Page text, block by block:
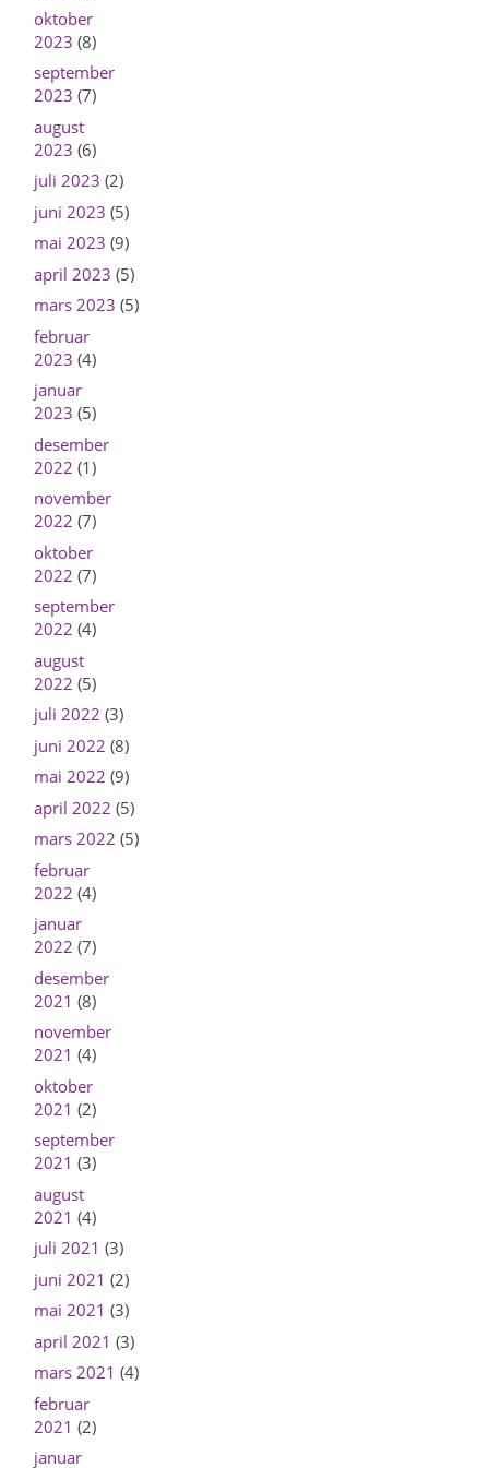
oktober
2023 (8)
september
2023 (7)
august
2023 (6)
juli 2023 (2)
juni 2023 (5)
mai 2023 (9)
april 2023 (5)
mars 2023 (5)
februar
2023 (4)
januar
2023 (5)
desember
2022 (1)
november
2022 (7)
oktober
2022 (7)
september
2022 (4)
august
2022 (5)
juli 2022 (3)
juni 2022 (8)
mai 2022 (9)
april 2022 (5)
mars 2022 (5)
februar
2022 (4)
januar
2022 (7)
desember
2021 (8)
november
2021 (4)
oktober
2021 (2)
september
2021 (3)
august
2021 (4)
juli 2021 (3)
juni 2021 (2)
mai 2021 (3)
april 2021 (3)
mars 2021 (4)
februar
2021 (2)
januar